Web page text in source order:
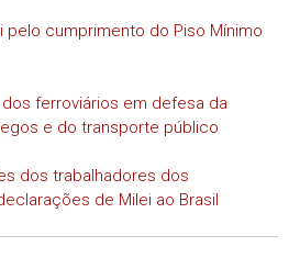
pelo cumprimento do Piso Mínimo
dos ferroviários em defesa da
e do transporte público
dos trabalhadores dos
de Milei ao Brasil